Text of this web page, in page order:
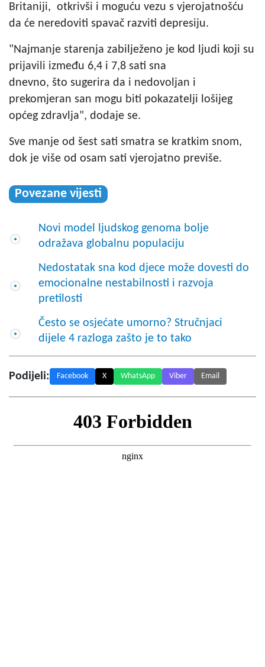
Britaniji, otkrivši i moguću vezu s vjerojatnošću
da će neredoviti spavač razviti depresiju.
"Najmanje starenja zabilježeno je kod ljudi koji su
prijavili između 6,4 i 7,8 sati sna
dnevno, što sugerira da i nedovoljan i
prekomjeran san mogu biti pokazatelji lošijeg
općeg zdravlja", dodaje se.
Sve manje od šest sati smatra se kratkim snom,
dok je više od osam sati vjerojatno previše.
Povezane vijesti
Novi model ljudskog genoma bolje
odražava globalnu populaciju
Nedostatak sna kod djece može dovesti do
emocionalne nestabilnosti i razvoja
pretilosti
Često se osjećate umorno? Stručnjaci
dijele 4 razloga zašto je to tako
Podijeli: Facebook X WhatsApp Viber Email